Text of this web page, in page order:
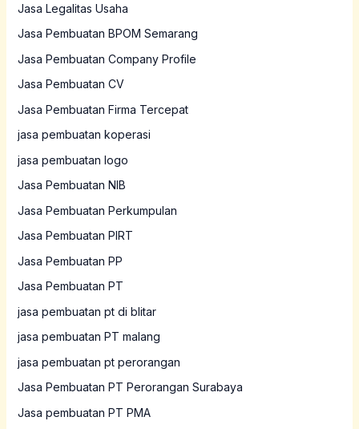
Jasa Legalitas Usaha
Jasa Pembuatan BPOM Semarang
Jasa Pembuatan Company Profile
Jasa Pembuatan CV
Jasa Pembuatan Firma Tercepat
jasa pembuatan koperasi
jasa pembuatan logo
Jasa Pembuatan NIB
Jasa Pembuatan Perkumpulan
Jasa Pembuatan PIRT
Jasa Pembuatan PP
Jasa Pembuatan PT
jasa pembuatan pt di blitar
jasa pembuatan PT malang
jasa pembuatan pt perorangan
Jasa Pembuatan PT Perorangan Surabaya
Jasa pembuatan PT PMA